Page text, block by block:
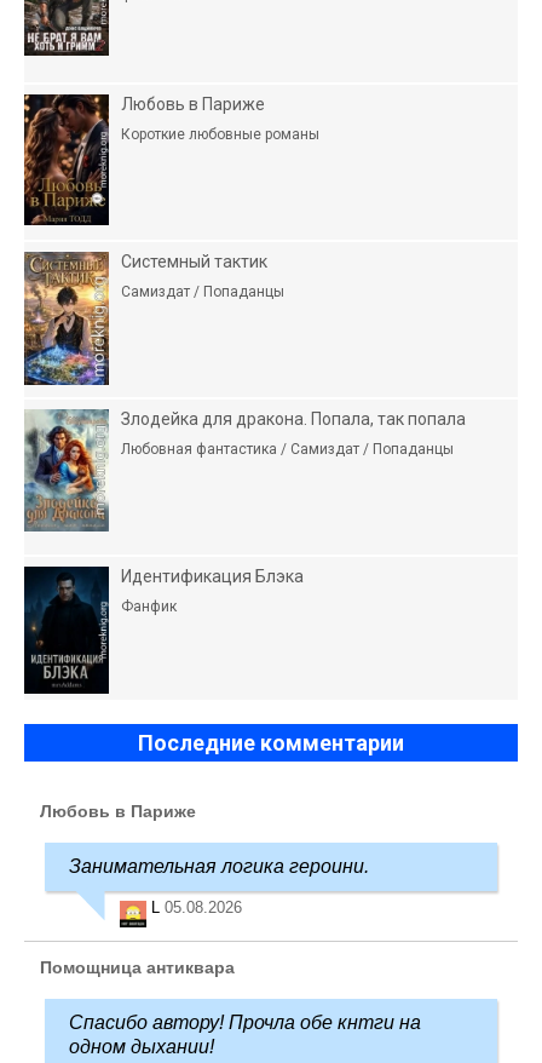
Любовь в Париже
Короткие любовные романы
Системный тактик
Самиздат / Попаданцы
Злодейка для дракона. Попала, так попала
Любовная фантастика / Самиздат / Попаданцы
Идентификация Блэка
Фанфик
Последние комментарии
Любовь в Париже
Занимательная логика героини.
L 05.08.2026
Помощница антиквара
Спасибо автору! Прочла обе кнтги на
одном дыхании!